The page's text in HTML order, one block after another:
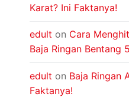
Karat? Ini Faktanya!
edult on Cara
Baja Ringan Bentang
edult on Baja Ringan
Faktanya!